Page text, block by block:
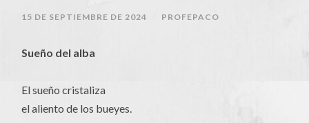
15 DE SEPTIEMBRE DE 2024 PROFEPACO
Sueño del alba
El sueño cristaliza
el aliento de los bueyes.